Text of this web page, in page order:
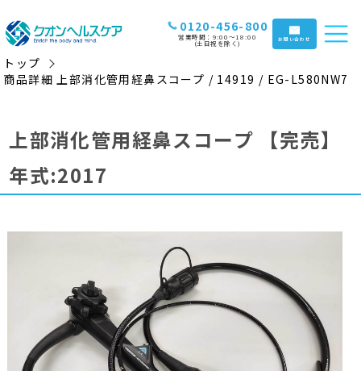
0120-456-800
営業時間：9:00〜18:00
(土日祝を除く) お問い合わせ
トップ
商品詳細 上部消化管用経鼻スコープ / 14919 / EG-L580NW7
上部消化管用経鼻スコープ
【完売】
年式:2017